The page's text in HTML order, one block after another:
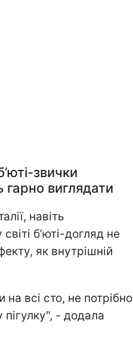
звички
виглядати
навіть
б’юті-догляд не
як внутрішній
всі сто, не потрібно
пігулку", - додала